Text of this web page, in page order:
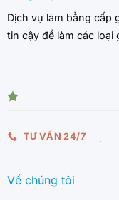
Dịch vụ làm bằng cấp
tin cậy để làm các loại
TƯ VẤN 24/7
Về chúng tôi